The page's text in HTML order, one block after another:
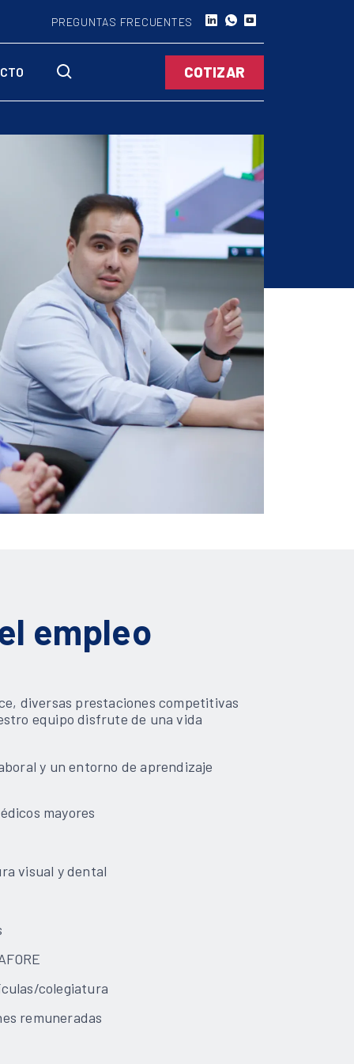
PREGUNTAS FRECUENTES
COTIZAR
empleo
diversas prestaciones competitivas
equipo disfrute de una vida
y un entorno de aprendizaje
mayores
visual y dental
colegiatura
remuneradas